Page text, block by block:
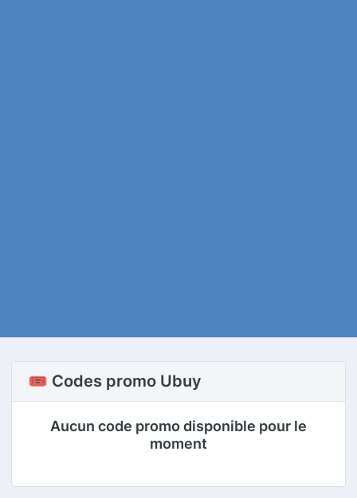
🎟️ Codes promo Ubuy
Aucun code promo disponible pour le
moment